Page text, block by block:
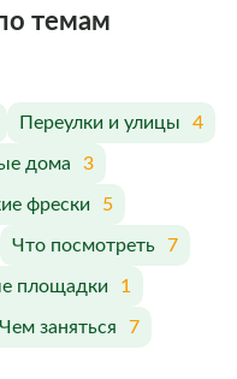
темам
Переулки и улицы 4
дома 3
фрески 5
Что посмотреть 7
площадки 1
Чем заняться 7